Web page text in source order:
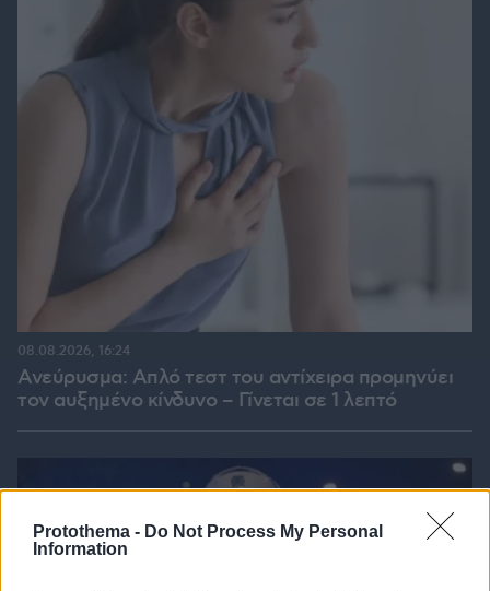
Protothema - Do Not Process My Personal
Information
Ανεύρυσμα: Απλό τεστ του αντίχειρα προμηνύει
τον αυξημένο κίνδυνο – Γίνεται σε 1 λεπτό
08.08.2026, 16:24